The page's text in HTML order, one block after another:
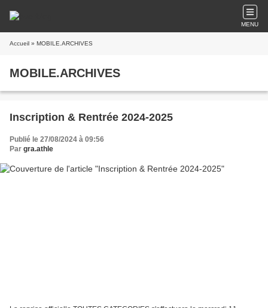
MENU
Accueil » MOBILE.ARCHIVES
MOBILE.ARCHIVES
Inscription & Rentrée 2024-2025
Publié le 27/08/2024 à 09:56
Par gra.athle